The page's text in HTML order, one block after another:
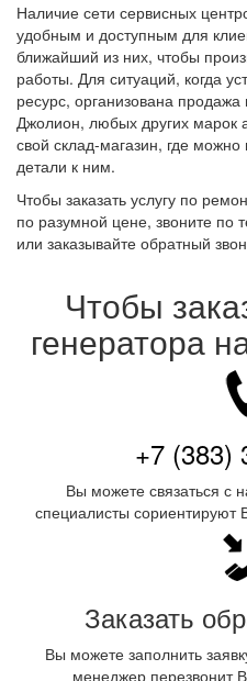
Наличие сети сервисных
удобным и доступным для
ближайший из них, чтобы
работы. Для ситуаций, когда
ресурс, организована
Джолион, любых других марок
свой склад-магазин, где
детали к ним.
Чтобы заказать услугу по
по разумной цене, звоните по
или заказывайте обратный
Чтобы
генератора
+7 (383)
Вы можете связаться с
специалисты сориентируют
Заказать
Вы можете заполнить
менеджер перезвонит